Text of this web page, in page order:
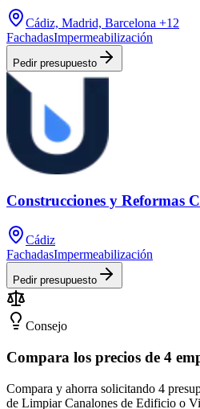
Cádiz, Madrid, Barcelona +12
FachadasImpermeabilización
Pedir presupuesto
Construcciones y Reformas
Cádiz
FachadasImpermeabilización
Pedir presupuesto
Consejo
Compara los precios de 4
Compara y ahorra solicitando 4
de Limpiar Canalones de Edificio o